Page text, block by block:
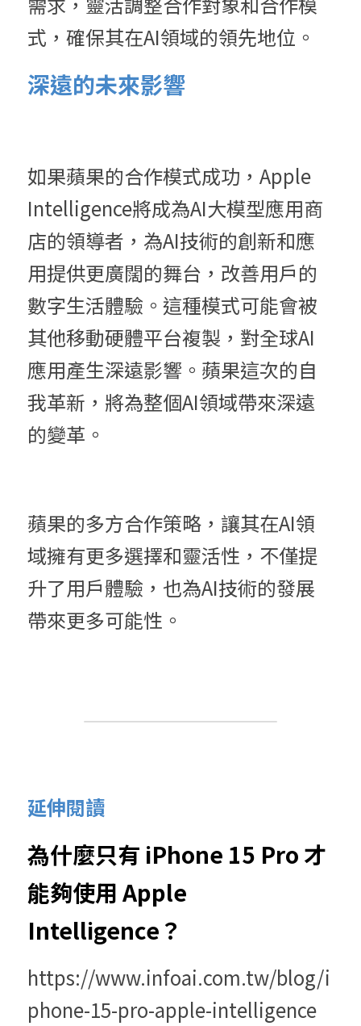
式，確保其在AI領域的領先地位。
深遠的未來影響
如果蘋果的合作模式成功，Apple
Intelligence將成為AI大模型應用商
店的領導者，為AI技術的創新和應
用提供更廣闊的舞台，改善用戶的
數字生活體驗。這種模式可能會被
其他移動硬體平台複製，對全球AI
應用產生深遠影響。蘋果這次的自
我革新，將為整個AI領域帶來深遠
的變革。
蘋果的多方合作策略，讓其在AI領
域擁有更多選擇和靈活性，不僅提
升了用戶體驗，也為AI技術的發展
帶來更多可能性。
延伸閱讀
為什麼只有 iPhone 15 Pro 才
能夠使用 Apple
Intelligence？
https://www.infoai.com.tw/blog/i
phone-15-pro-apple-intelligence